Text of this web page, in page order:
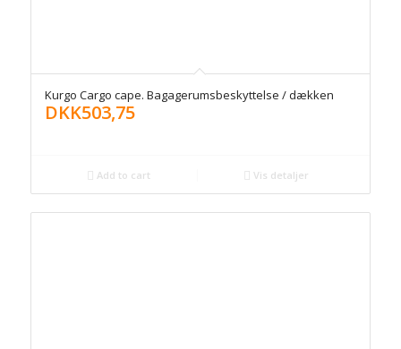
Kurgo Cargo cape. Bagagerumsbeskyttelse / dækken
DKK503,75
Add to cart Vis detaljer